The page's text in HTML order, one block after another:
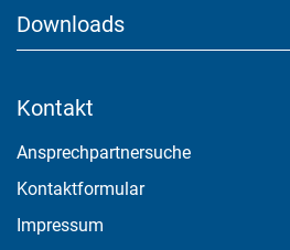
Kontakt
Ansprechpartnersuche
Kontaktformular
Impressum
Downloads